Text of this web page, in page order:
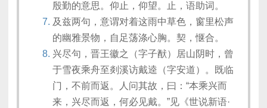
殷勤的意思。仰止，仰望。止，语助词。
及兹两句，意谓对着这雨中草色，窗里松声
的幽雅景物，自足荡涤心胸。契，惬合。
兴尽句，晋王徽之（字子猷）居山阴时，曾
于雪夜乘舟至剡溪访戴逵（字安道）。既临
门，不前而返。人问其故，曰：“本乘兴而
来，兴尽而返，何必见戴。”见《世说新语·